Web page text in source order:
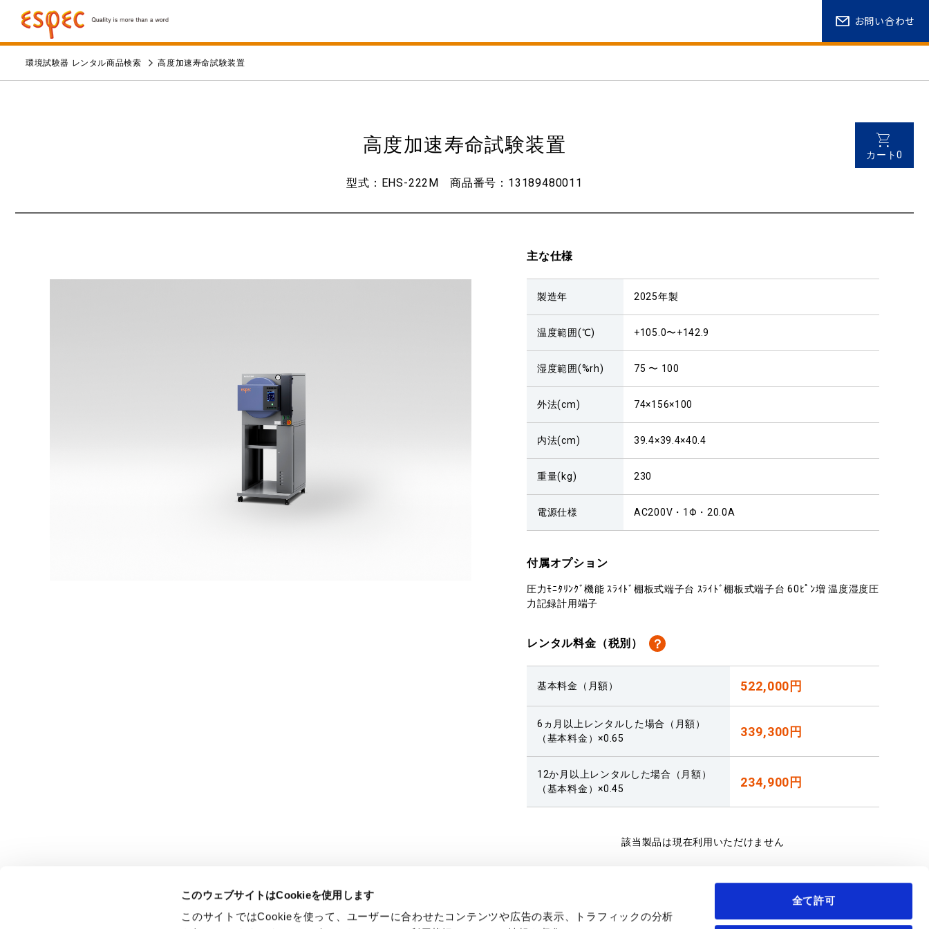
このウェブサイトはCookieを使用します
このサイトではCookieを使って、ユーザーに合わせたコンテンツや広告の表示、トラフィックの分析
全て許可
お問い合わせ
環境試験器 レンタル商品検索 高度加速寿命試験装置
高度加速寿命試験装置 カート0
型式 EHS-222M 商品番号 13189480011
主な仕様
製造年 2025年製
温度範囲(℃) +105.0〜+142.9
湿度範囲(%rh) 75 〜 100
外法(cm) 74×156×100
内法(cm) 39.4×39.4×40.4
重量(kg) 230
電源仕様 AC200V・1Φ・20.0A
付属オプション
圧力ﾓﾆﾀﾘﾝｸﾞ機能 ｽﾗｲﾄﾞ棚板式端子台 ｽﾗｲﾄﾞ棚板式端子台 60ﾋﾟﾝ増 温度湿度圧
力記録計用端子
レンタル料金（税別） ？
基本料金（月額） 522,000円
6ヵ月以上レンタルした場合（月額）
（基本料金）×0.65
339,300円
12か月以上レンタルした場合（月額）
（基本料金）×0.45
234,900円
該当製品は現在利用いただけません